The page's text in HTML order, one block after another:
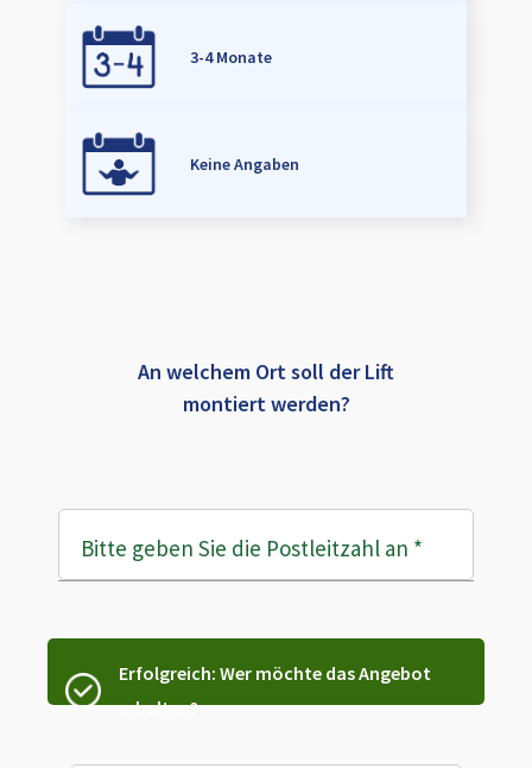
3-4 Monate
Keine Angaben
An welchem Ort soll der Lift
montiert werden?
Bitte geben Sie die Postleitzahl an *
Erfolgreich: Wer möchte das Angebot
erhalten?